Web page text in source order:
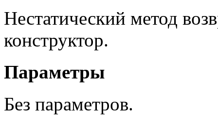
Нестатический метод
конструктор.
Параметры
Без параметров.